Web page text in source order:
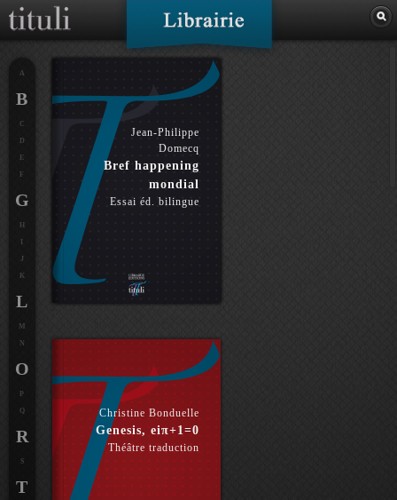
Jean-Philippe
Domecq
Bref happening
mondial
Essai éd. bilingue
Christine Bonduelle
Genesis, eiπ+1=0
Théâtre traduction
A
B
C
D
E
F
G
H
J
K
L
M
N
O
P
Q
R
S
T